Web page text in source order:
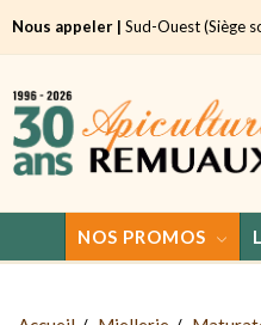
Nous appeler | Sud-Ouest (Siège
NOS PROMOS